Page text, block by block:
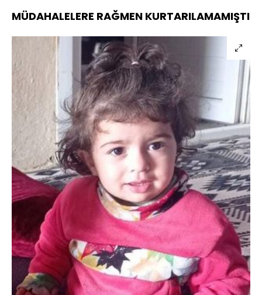
MÜDAHALELERE RAĞMEN KURTARILAMAMIŞTI